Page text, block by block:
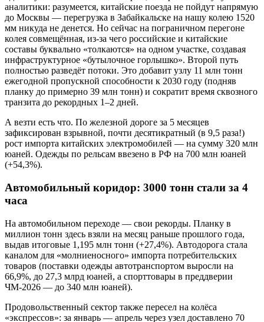
аналитики: разумеется, китайские поезда не пойдут напрямую
до Москвы — перегрузка в Забайкальске на нашу колею 1520
мм никуда не денется. Но сейчас на пограничном перегоне
колея совмещённая, из-за чего российские и китайские
составы буквально «толкаются» на одном участке, создавая
инфраструктурное «бутылочное горлышко». Второй путь
полностью разведёт потоки. Это добавит узлу 11 млн тонн
ежегодной пропускной способности к 2030 году (подняв
планку до примерно 39 млн тонн) и сократит время сквозного
транзита до рекордных 1–2 дней.
А везти есть что. По железной дороге за 5 месяцев
зафиксирован взрывной, почти десятикратный (в 9,5 раза!)
рост импорта китайских электромобилей — на сумму 320 млн
юаней. Одежды по рельсам ввезено в РФ на 700 млн юаней
(+54,3%).
Автомобильный коридор: 3000 тонн стали за 4
часа
На автомобильном переходе — свои рекорды. Планку в
миллион тонн здесь взяли на месяц раньше прошлого года,
выдав итоговые 1,195 млн тонн (+27,4%). Автодорога стала
каналом для «молниеносного» импорта потребительских
товаров (поставки одежды автотранспортом выросли на
66,9%, до 27,3 млрд юаней, а спорттовары в преддверии
ЧМ-2026 — до 340 млн юаней).
Продовольственный сектор также пересел на колёса
«экспрессов»: за январь — апрель через узел доставлено 70